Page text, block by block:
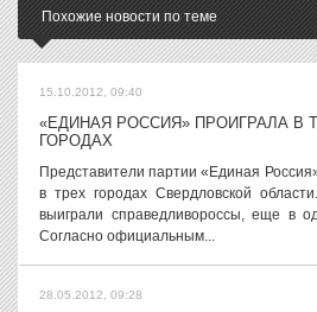
Похожие новости по теме
15.10.2012, 09:40
«ЕДИНАЯ РОССИЯ» ПРОИГРАЛА В
ГОРОДАХ
Представители партии «Единая
в трех городах Свердловской
выиграли справедливороссы, еще в
Согласно официальным...
28.05.2012, 09:28